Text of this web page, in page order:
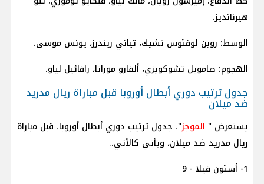
هيرنانديز.
الوسط: روبن لوفتوس تشيك، تياني ريندرز، يونس موسى.
الهجوم: صامويل تشوكويزي، ألفارو موراتا، رافائيل لياو.
جدول ترتيب دوري أبطال أوروبا قبل مباراة ريال مدريد
ضد ميلان
يستعرض " الموجز"، جدول ترتيب دوري أبطال أوروبا، قبل مباراة
ريال مدريد ضد ميلان، ويأتي كالأتي..
1- أستون فيلا - 9